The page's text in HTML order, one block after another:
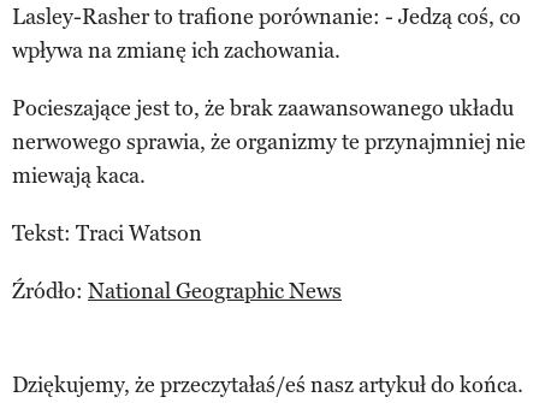
Lasley-Rasher to trafione porównanie: - Jedzą coś, co
wpływa na zmianę ich zachowania.
Pocieszające jest to, że brak zaawansowanego układu
nerwowego sprawia, że organizmy te przynajmniej nie
miewają kaca.
Tekst: Traci Watson
Źródło: National Geographic News
Dziękujemy, że przeczytałaś/eś nasz artykuł do końca.